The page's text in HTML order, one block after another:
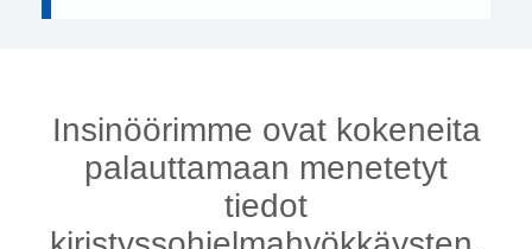
Insinöörimme ovat kokeneita
palauttamaan menetetyt
tiedot